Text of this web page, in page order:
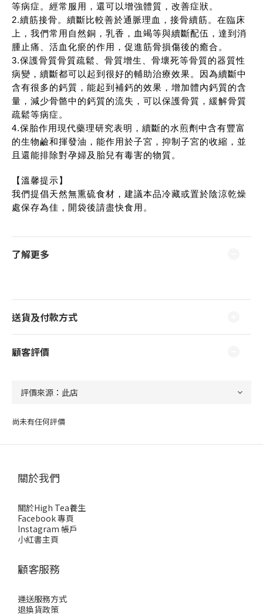
等病症。經常服用，還可以增強體質，改善症狀。
2.續筋接骨。續斷比較善於通脈理血，接骨續筋。在臨床
上，我們常用自然銅，乳香，血竭等與續斷配伍，達到消
腫止痛、活血化瘀的作用，促進筋骨損傷後的癒合。
3.保護骨質骨質疏鬆、骨質增生、骨壞死等骨質的器質性
病變，續斷都可以起到很好的輔助治療效果。因為續斷中
含有很多的鈣質，能起到補鈣的效果，增加體內鈣質的含
量，減少骨骼中的鈣質的流失，可以保護骨質，緩解骨質
疏鬆等病症。
4.保胎作用現代藥理研究表明，續斷的水煎劑中含有豐富
的生物鹼和揮發油，能作用於子宮，抑制子宮的收縮，並
且還能排除對孕婦及胎兒有毒害的物質。
【溫馨提示】
我們提倡天然無熏硫食材，建議本品冷藏或置於陰涼乾燥
處保存為佳，開袋後請盡快食用。
了解更多
送貨及付款方式
顧客評價
尚未有任何評價
關於我們
關於High Tea養生
Facebook 專頁
Instagram 帳戶
小紅書主頁
顧客服務
運送服務方式
退換貨政策